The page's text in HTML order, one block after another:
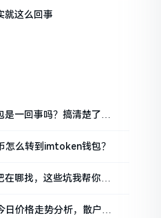
就这么回事
一回事吗？搞清楚了再
怎么转到imtoken钱包？
哪找，这些坑我帮你趟
日价格走势分析，散户如